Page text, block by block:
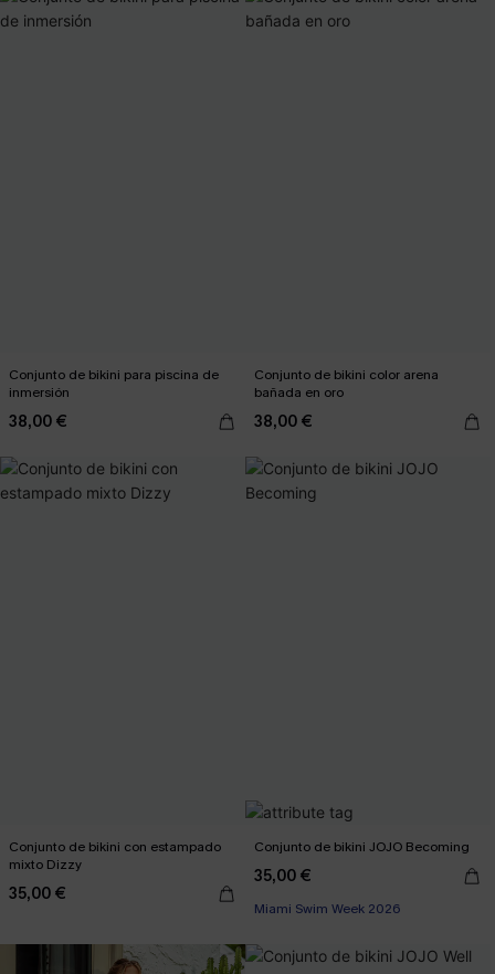
Conjunto de bikini para piscina de
inmersión
38,00 €
Conjunto de bikini color arena
bañada en oro
38,00 €
Conjunto de bikini con estampado
mixto Dizzy
35,00 €
Conjunto de bikini JOJO Becoming
35,00 €
Miami Swim Week 2026